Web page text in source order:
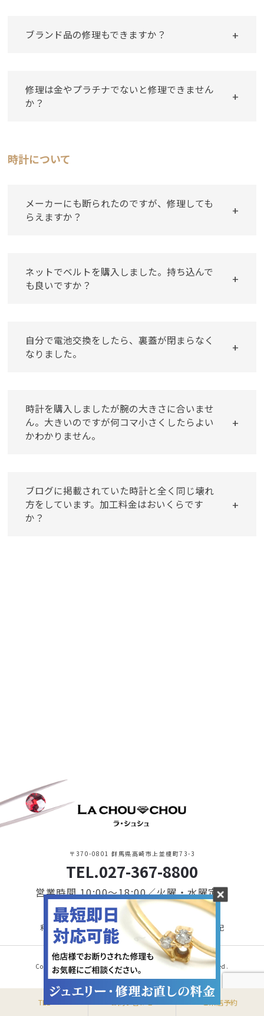
ブランド品の修理もできますか？
修理は金やプラチナでないと修理できません
か？
時計について
メーカーにも断られたのですが、修理しても
らえますか？
ネットでベルトを購入しました。持ち込んで
も良いですか？
自分で電池交換をしたら、裏蓋が閉まらなく
なりました。
時計を購入しましたが腕の大きさに合いませ
ん。大きいのですが何コマ小さくしたらよい
かわかりません。
ブログに掲載されていた時計と全く同じ壊れ
方をしています。加工料金はおいくらです
か？
〒370-0801 群馬県高崎市上並榎町73-3
TEL.027-367-8800
営業時間 10:00〜18:00／火曜・水曜定休
利用規約・プライバシーポリシー特定商取引に基づく表記
Copyright © 2021 LA CHOU CHOU. All Rights Reserved.
TEL ご来店予約